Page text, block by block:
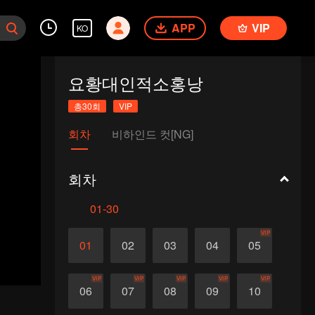
KO APP VIP
요황대인적소홍낭
총30회 VIP
회차 비하인드 컷[NG]
회차
01-30
01 02 03 04 05
VIP
06
VIP
07
VIP
08
VIP
09
VIP
10
VIP